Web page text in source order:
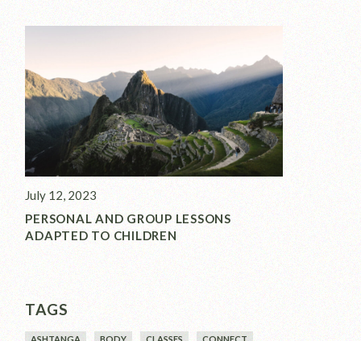
July 12, 2023
PERSONAL AND GROUP LESSONS
ADAPTED TO CHILDREN
TAGS
ASHTANGA BODY CLASSES CONNECT